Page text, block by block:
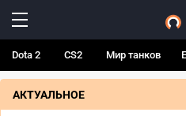
Dota 2 CS2 Мир танков
АКТУАЛЬНОЕ